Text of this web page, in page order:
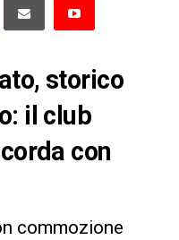
storico
il club
con
commozione